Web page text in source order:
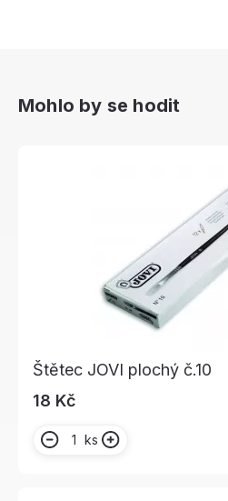
Mohlo by se hodit
Štětec JOVI plochý č.10
18 Kč
ks